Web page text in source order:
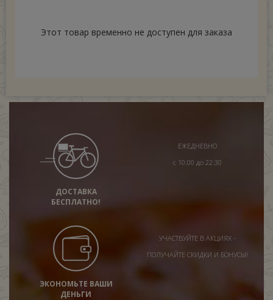
Этот товар временно не доступен для заказа
ДОСТАВКА
БЕСПЛАТНО!
ЕЖЕДНЕВНО
с 10:00 до 22:30
ЭКОНОМЬТЕ ВАШИ
ДЕНЬГИ
УЧАСТВУЙТЕ В АКЦИЯХ -
ПОЛУЧАЙТЕ СКИДКИ И БОНУСЫ!